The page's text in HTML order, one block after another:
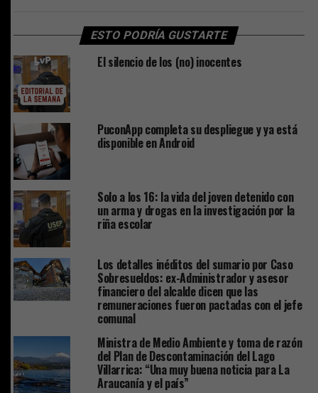
ESTO PODRÍA GUSTARTE
El silencio de los (no) inocentes
PuconApp completa su despliegue y ya está
disponible en Android
Solo a los 16: la vida del joven detenido con
un arma y drogas en la investigación por la
riña escolar
Los detalles inéditos del sumario por Caso
Sobresueldos: ex-Administrador y asesor
financiero del alcalde dicen que las
remuneraciones fueron pactadas con el jefe
comunal
Ministra de Medio Ambiente y toma de razón
del Plan de Descontaminación del Lago
Villarrica: “Una muy buena noticia para La
Araucanía y el país”